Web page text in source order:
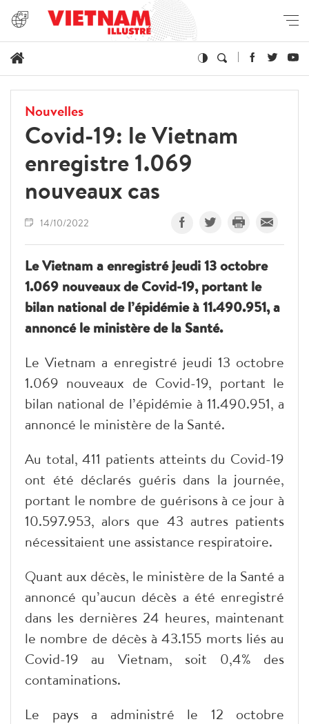
Nouvelles
Covid-19: le Vietnam
enregistre 1.069
nouveaux cas
14/10/2022
Le Vietnam a enregistré jeudi 13 octobre
1.069 nouveaux de Covid-19, portant le
bilan national de l’épidémie à 11.490.951, a
annoncé le ministère de la Santé.
Le Vietnam a enregistré jeudi 13 octobre
1.069 nouveaux de Covid-19, portant le
bilan national de l’épidémie à 11.490.951, a
annoncé le ministère de la Santé.
Au total, 411 patients atteints du Covid-19
ont été déclarés guéris dans la journée,
portant le nombre de guérisons à ce jour à
10.597.953, alors que 43 autres patients
nécessitaient une assistance respiratoire.
Quant aux décès, le ministère de la Santé a
annoncé qu’aucun décès a été enregistré
dans les dernières 24 heures, maintenant
le nombre de décès à 43.155 morts liés au
Covid-19 au Vietnam, soit 0,4% des
contaminations.
Le pays a administré le 12 octobre